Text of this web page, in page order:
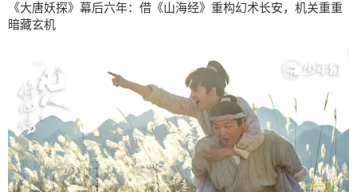
《大唐妖探》幕后六年：借《山海经》重构幻术长安，机关重重
暗藏玄机